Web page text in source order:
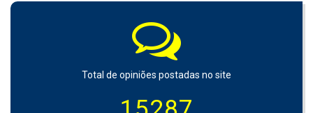
Total de opiniões postadas no site